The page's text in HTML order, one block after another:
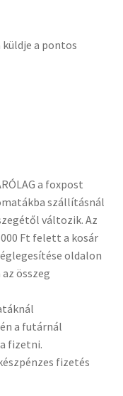
a pontos
a foxpost
szállításnál
változik. Az
Ft felett a kosár
oldalon
összeg
a futárnál
fizetni.
fizetés